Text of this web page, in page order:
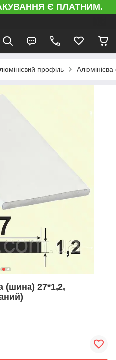
Є ПЛАТНИМ.
профіль
(шина) 27*1,2,